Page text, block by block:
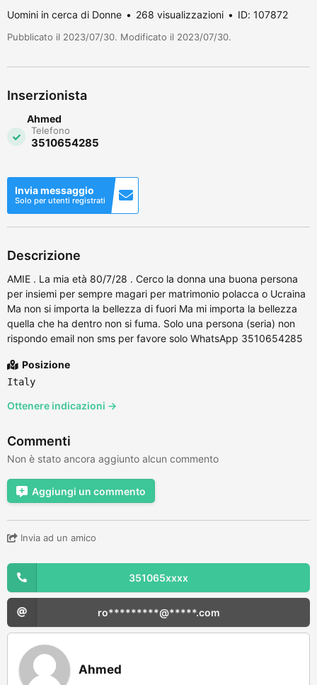
Uomini in cerca di Donne 268 visualizzazioni ID: 107872
Pubblicato il 2023/07/30. Modificato il 2023/07/30.
Inserzionista
Ahmed
Telefono
3510654285
Invia messaggio
Solo per utenti registrati
Descrizione
AMIE . La mia età 80/7/28 . Cerco la donna una buona persona
per insiemi per sempre magari per matrimonio polacca o Ucraina
Ma non si importa la bellezza di fuori Ma mi importa la bellezza
quella che ha dentro non si fuma. Solo una persona (seria) non
rispondo email non sms per favore solo WhatsApp 3510654285
Posizione
Italy
Ottenere indicazioni →
Commenti
Non è stato ancora aggiunto alcun commento
Aggiungi un commento
Invia ad un amico
351065xxxx
ro*********@*****.com
Ahmed